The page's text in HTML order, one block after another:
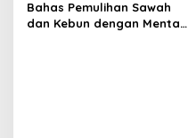
Bahas Pemulihan Sawah
dan Kebun dengan Mentan,